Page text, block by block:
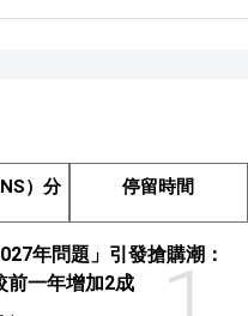
）分
停留時間
年問題」引發搶購潮：
前一年增加2成